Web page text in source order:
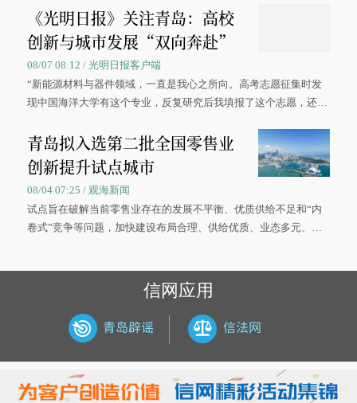
《光明日报》关注青岛：高校
创新与城市发展“双向奔赴”
08/07 08:12 / 光明日报客户端
“新能源材料与器件领域，一直是我心之所向。高考志愿征集时发
现中国海洋大学有这个专业，反复研究后我填报了这个志愿，还真
大学材料科学与工程学院材料类专业的录取通知书。
青岛拟入选第二批全国零售业
创新提升试点城市
08/04 07:25 / 观海新闻
试点旨在破解当前零售业存在的发展不平衡、优质供给不足和“内
卷式”竞争等问题，加快建设布局合理、供给优质、业态多元、智
信网应用